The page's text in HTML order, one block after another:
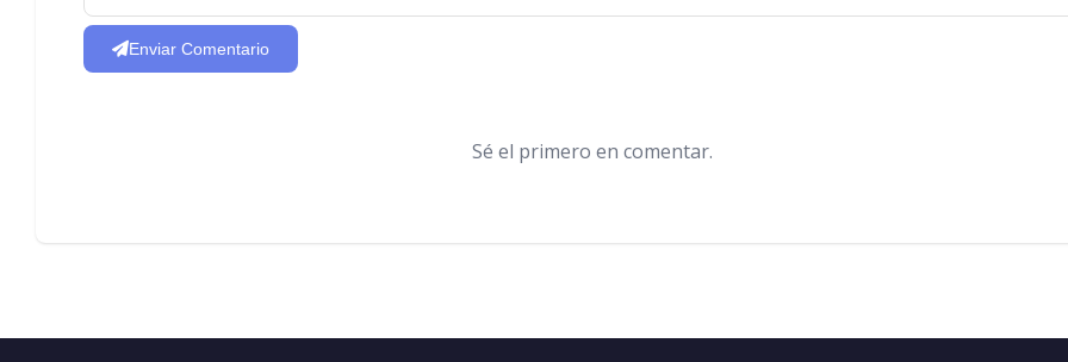
Enviar Comentario
Sé el primero en comentar.